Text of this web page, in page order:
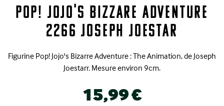
Pop! Jojo's Bizzare Adventure
2266 Joseph Joestar
Figurine Pop! Jojo's Bizarre Adventure : The Animation, de Joseph
Joestarr. Mesure environ 9cm.
15,99 €